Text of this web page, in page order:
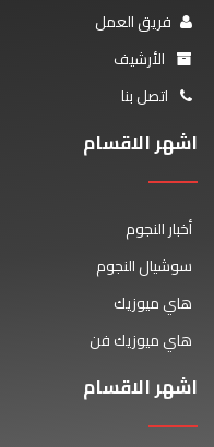
فريق العمل
الأرشيف
اتصل بنا
اشهر الاقسام
أخبار النجوم
سوشيال النجوم
هاي ميوزيك
هاي ميوزيك فن
اشهر الاقسام